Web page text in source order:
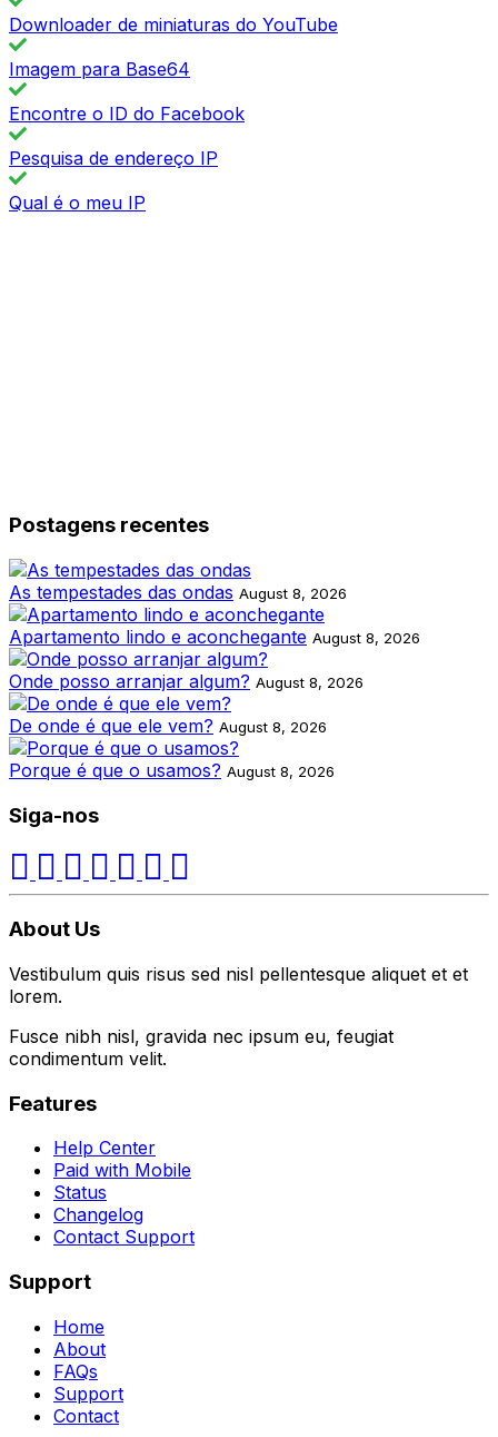
Downloader de miniaturas do YouTube
Imagem para Base64
Encontre o ID do Facebook
Pesquisa de endereço IP
Qual é o meu IP
Postagens recentes
As tempestades das ondas August 8, 2026
Apartamento lindo e aconchegante August 8, 2026
Onde posso arranjar algum? August 8, 2026
De onde é que ele vem? August 8, 2026
Porque é que o usamos? August 8, 2026
Siga-nos
About Us
Vestibulum quis risus sed nisl pellentesque aliquet et et
lorem.
Fusce nibh nisl, gravida nec ipsum eu, feugiat
condimentum velit.
Features
Help Center
Paid with Mobile
Status
Changelog
Contact Support
Support
Home
About
FAQs
Support
Contact